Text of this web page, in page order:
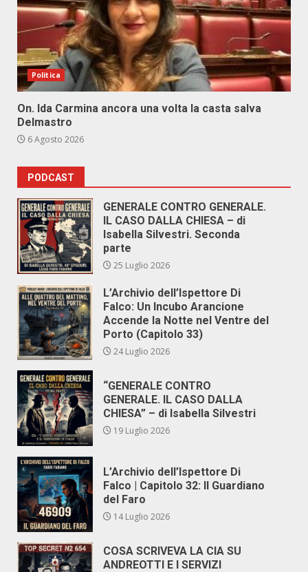
Politica
On. Ida Carmina ancora una volta la casta salva
Delmastro
6 Agosto 2026
PODCAST
GENERALE CONTRO GENERALE.
IL CASO DALLA CHIESA – di
Isabella Silvestri. Seconda
parte
25 Luglio 2026
L’Archivio dell’Ispettore Di
Falco: Un Incubo Arancione
Accende la Notte nel Ventre del
Porto (Capitolo 33)
24 Luglio 2026
“GENERALE CONTRO
GENERALE. IL CASO DALLA
CHIESA” – di Isabella Silvestri
19 Luglio 2026
L’Archivio dell’Ispettore Di
Falco | Capitolo 32: Il Guardiano
del Faro
14 Luglio 2026
COSA SCRIVEVA LA CIA SU
ANDREOTTI E I SERVIZI